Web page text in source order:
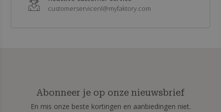
customerservicenl@myfaktory.com
Abonneer je op onze nieuwsbrief
En mis onze beste kortingen en aanbiedingen niet.